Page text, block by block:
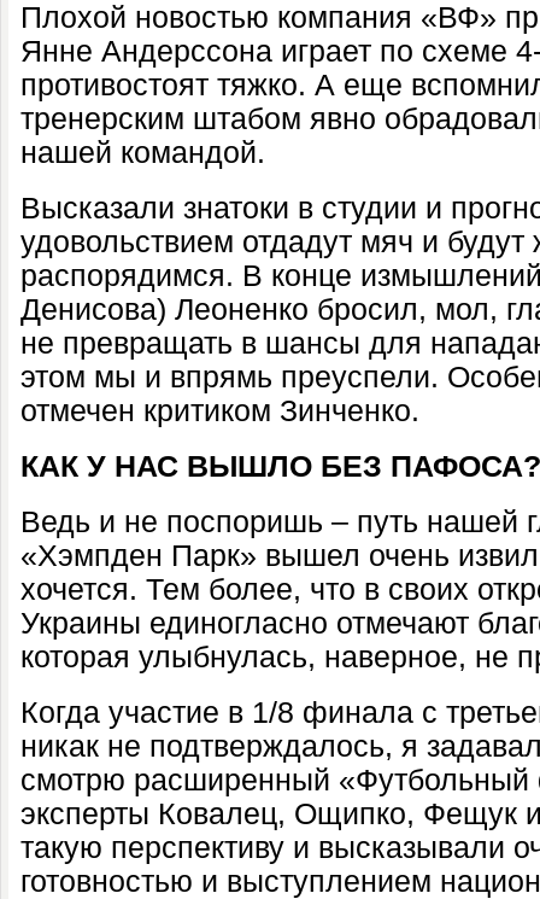
Плохой новостью компания «ВФ»
Янне Андерссона играет по схеме
противостоят тяжко. А еще
тренерским штабом явно
нашей командой.
Высказали знатоки в студии и
удовольствием отдадут мяч и
распорядимся. В конце
Денисова) Леоненко бросил, мол,
не превращать в шансы для
этом мы и впрямь преуспели.
отмечен критиком Зинченко.
КАК У НАС ВЫШЛО БЕЗ ПАФОСА?
Ведь и не поспоришь – путь нашей
«Хэмпден Парк» вышел очень
хочется. Тем более, что в своих
Украины единогласно отмечают
которая улыбнулась, наверное, не
Когда участие в 1/8 финала с
никак не подтверждалось, я
смотрю расширенный «Футбольный
эксперты Ковалец, Ощипко, Фещук
такую перспективу и высказывали
готовностью и выступлением